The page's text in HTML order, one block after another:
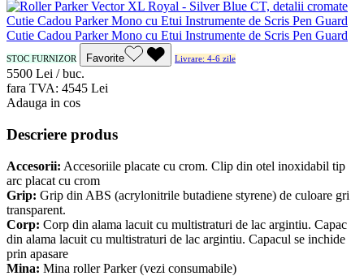
Cutie Cadou Parker Mono cu Etui Instrumente de Scris Pen Guard
STOC FURNIZOR Favorite Livrare: 4-6 zile
5500 Lei / buc.
fara TVA: 4545 Lei
Adauga in cos
Descriere produs
Accesorii: Accesoriile placate cu crom. Clip din otel inoxidabil tip
arc placat cu crom
Grip: Grip din ABS (acrylonitrile butadiene styrene) de culoare gri
transparent.
Corp: Corp din alama lacuit cu multistraturi de lac argintiu. Capac
din alama lacuit cu multistraturi de lac argintiu. Capacul se inchide
prin apasare
Mina: Mina roller Parker (vezi consumabile)